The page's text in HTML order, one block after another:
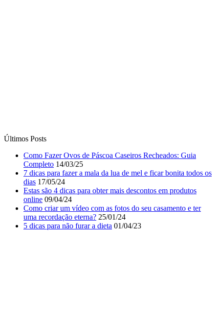
Últimos Posts
Como Fazer Ovos de Páscoa Caseiros Recheados: Guia
Completo 14/03/25
7 dicas para fazer a mala da lua de mel e ficar bonita todos os
dias 17/05/24
Estas são 4 dicas para obter mais descontos em produtos
online 09/04/24
Como criar um vídeo com as fotos do seu casamento e ter
uma recordação eterna? 25/01/24
5 dicas para não furar a dieta 01/04/23